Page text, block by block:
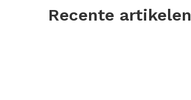
Recente artikelen